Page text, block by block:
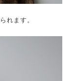
れます。